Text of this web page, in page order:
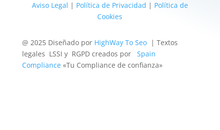
Aviso Legal | Política de Privacidad | Política de
Cookies
@ 2025 Diseñado por HighWay To Seo| Textos
legales LSSI y RGPD creados por Spain
Compliance«Tu Compliance de confianza»